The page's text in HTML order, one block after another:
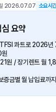
2026.07.07 소요시
요약
콰트로 2026년
원 / 장기렌트 월
증금별 월 납입료까